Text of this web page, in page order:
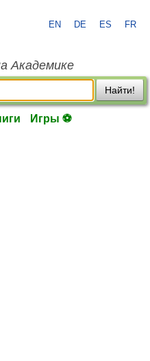
EN DE ES FR
Академике
Найти!
Игры ⚽